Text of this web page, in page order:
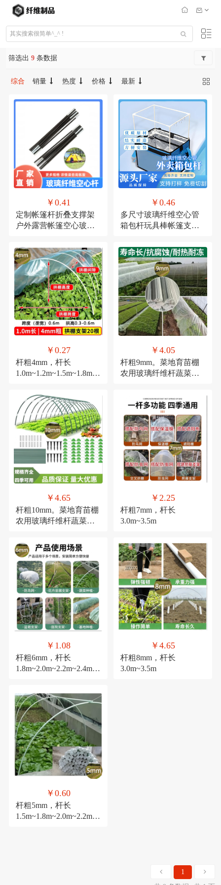
筛选出 9 条数据
综合 销量 热度 价格 最新
￥0.41
定制帐篷杆折叠支撑架
户外露营帐篷空心玻璃
￥0.46
多尺寸玻璃纤维空心管
箱包杆玩具棒帐篷支撑
￥0.27
杆粗4mm，杆长
1.0m~1.2m~1.5m~1.8m~2
￥4.05
杆粗9mm。菜地育苗棚
农用玻璃纤维杆蔬菜大
￥4.65
杆粗10mm。菜地育苗棚
农用玻璃纤维杆蔬菜大
杆拱杆
￥2.25
杆粗7mm，杆长
3.0m~3.5m
￥1.08
杆粗6mm，杆长
1.8m~2.0m~2.2m~2.4m~3
￥4.65
杆粗8mm，杆长
3.0m~3.5m
￥0.60
杆粗5mm，杆长
1.5m~1.8m~2.0m~2.2m~2
1